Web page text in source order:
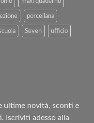
porcellana
Seven ufficio
ultime novità, sconti e
Iscriviti adesso alla